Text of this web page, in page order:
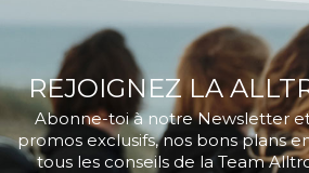
REJOIGNEZ LA
Abonne-toi à notre Newsletter
promos exclusifs, nos bons plans
tous les conseils de la Team